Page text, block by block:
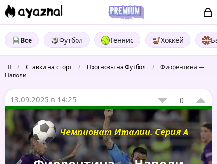
Все Футбол Теннис Хоккей
/ Ставки на спорт / Прогнозы на Футбол /
Фиорентина —
Наполи
13.09.2025 в 14:25 0
Чемпионат Италии. Серия А